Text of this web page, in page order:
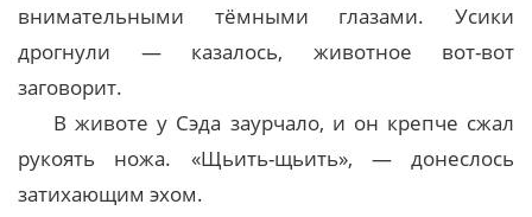
внимательными тёмными глазами. Усики
дрогнули — казалось, животное вот-вот
заговорит.
В животе у Сэда заурчало, и он крепче сжал
рукоять ножа. «Щьить-щьить», — донеслось
затихающим эхом.